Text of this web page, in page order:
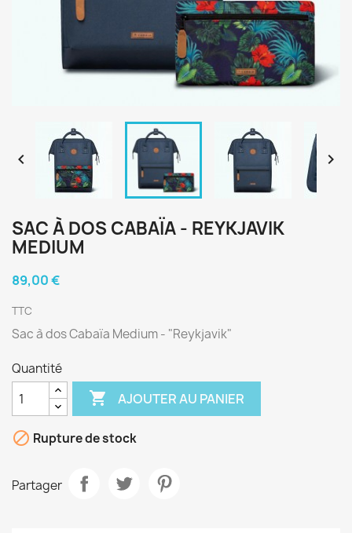
 
SAC À DOS CABAÏA - REYKJAVIK
MEDIUM
89,00 €
TTC
Sac à dos Cabaïa Medium - "Reykjavik"
Quantité
 AJOUTER AU PANIER
 Rupture de stock
Partager